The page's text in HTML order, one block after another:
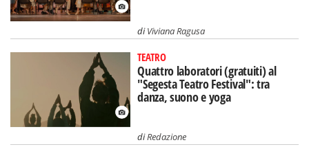
diViviana Ragusa
TEATRO
Quattro laboratori (gratuiti) al
"Segesta Teatro Festival": tra
danza, suono e yoga
diRedazione